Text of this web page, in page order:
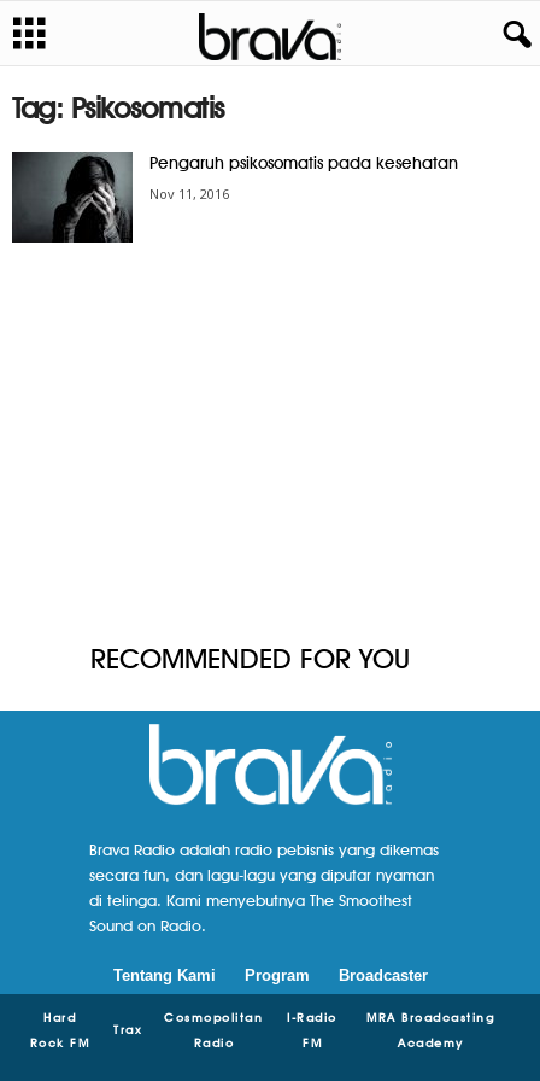
Tag: Psikosomatis
Pengaruh psikosomatis pada kesehatan
Nov 11, 2016
RECOMMENDED FOR YOU
Brava Radio adalah radio pebisnis yang dikemas
secara fun, dan lagu-lagu yang diputar nyaman
di telinga. Kami menyebutnya The Smoothest
Sound on Radio.
Tentang Kami Program Broadcaster
Hard
Rock FM
Trax
Cosmopolitan
Radio
I-Radio
FM
MRA Broadcasting
Academy